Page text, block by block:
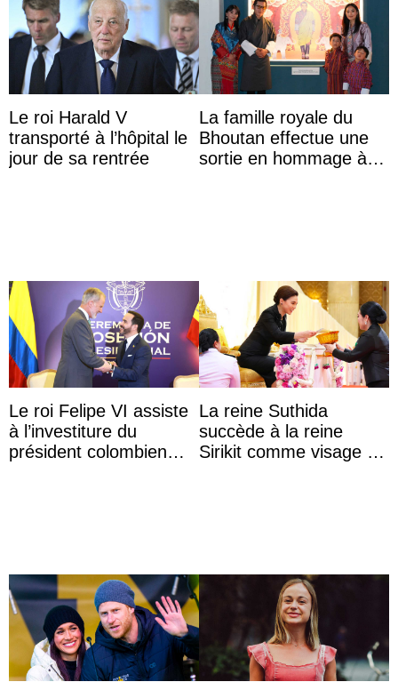
Le roi Harald V
transporté à l’hôpital le
jour de sa rentrée
La famille royale du
Bhoutan effectue une
sortie en hommage à
Le roi Felipe VI assiste
à l’investiture du
président colombien
La reine Suthida
succède à la reine
Sirikit comme visage de